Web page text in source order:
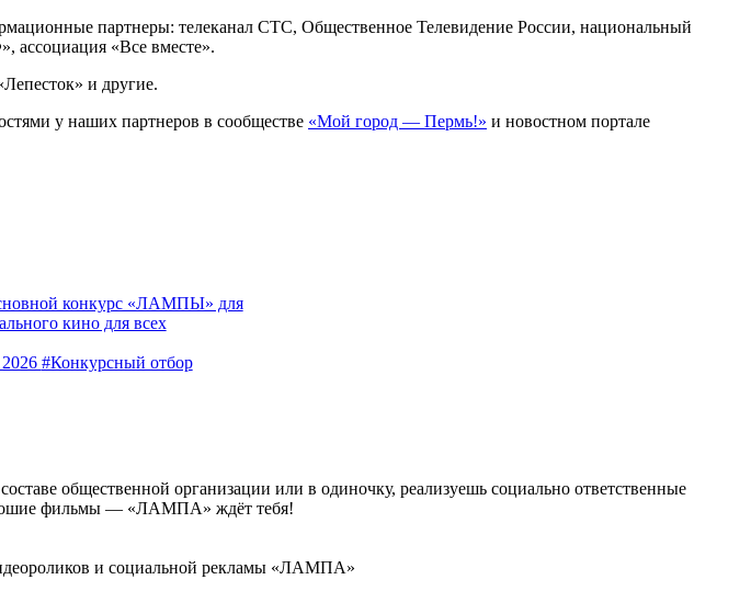
партнеры: телеканал СТС, Общественное Телевидение России, национальный
ассоциация «Все вместе».
и другие.
у наших партнеров в сообществе «Мой город — Пермь!» и новостном портале
конкурс «ЛАМПЫ» для
кино для всех
#Конкурсный отбор
общественной организации или в одиночку, реализуешь социально ответственные
фильмы — «ЛАМПА» ждёт тебя!
и социальной рекламы «ЛАМПА»